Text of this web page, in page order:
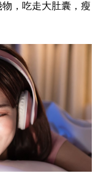
，吃走大肚囊，瘦